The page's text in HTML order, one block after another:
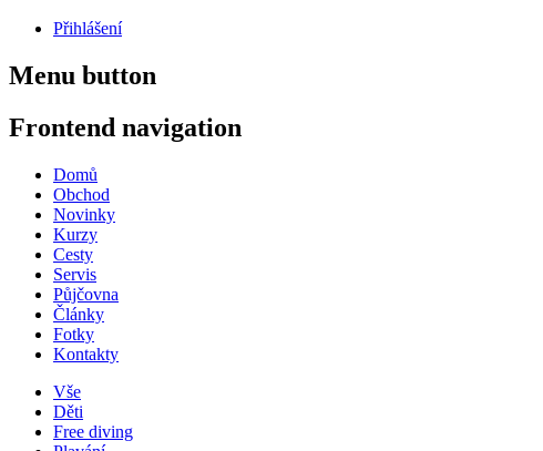
Přihlášení
Menu button
Frontend navigation
Domů
Obchod
Novinky
Kurzy
Cesty
Servis
Půjčovna
Články
Fotky
Kontakty
Vše
Děti
Free diving